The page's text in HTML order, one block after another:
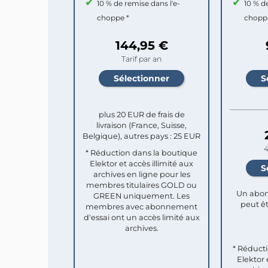
10 % de remise dans l'e-
choppe *
144,95 €
Tarif par an
plus 20 EUR de frais de
livraison (France, Suisse,
Belgique), autres pays : 25 EUR
* Réduction dans la boutique
Elektor et accès illimité aux
archives en ligne pour les
membres titulaires GOLD ou
GREEN uniquement. Les
membres avec abonnement
d'essai ont un accès limité aux
archives.
10 %
Un
peut
*
Elektor